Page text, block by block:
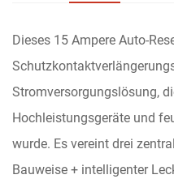
Dieses 15 Ampere Auto-
Stromversorgungslösung,
Hochleistungsgeräte und
wurde. Es vereint drei
Bauweise + intelligenter